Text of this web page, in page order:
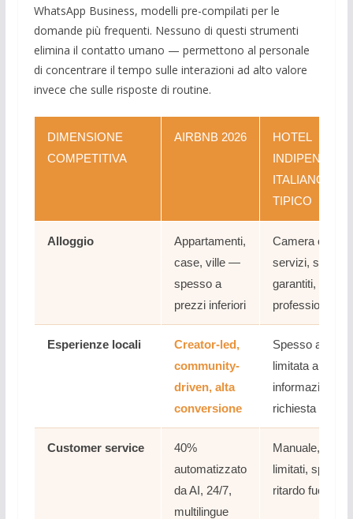
WhatsApp Business, modelli pre-compilati per le
domande più frequenti. Nessuno di questi strumenti
elimina il contatto umano — permettono al personale
di concentrare il tempo sulle interazioni ad alto valore
invece che sulle risposte di routine.
DIMENSIONE
COMPETITIVA
AIRBNB 2026
HOTEL
ITALIANO
TIPICO
Alloggio
Appartamenti,
case, ville —
spesso a
prezzi inferiori
Camera con
servizi,
garantiti,
professionalità
Esperienze locali
Creator-led,
community-
driven, alta
conversione
Spesso
limitata a
informazioni su
richiesta
Customer service
40%
automatizzato
da AI, 24/7,
multilingue
Manuale, orari
limitati, spesso
ritardo fuori